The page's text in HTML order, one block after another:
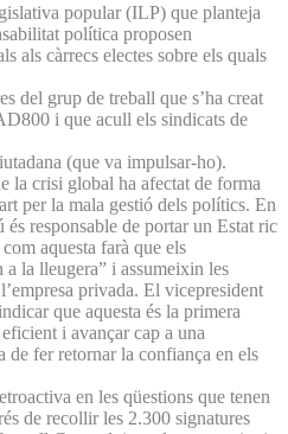
popular (ILP) que planteja
política proposen
als càrrecs electes sobre els quals
del grup de treball que s’ha creat
i que acull els sindicats de
(que va impulsar-ho).
la crisi global ha afectat de forma
per la mala gestió dels polítics. En
responsable de portar un Estat ric
aquesta farà que els
a la lleugera” i assumeixin les
privada. El vicepresident
que aquesta és la primera
i avançar cap a una
de fer retornar la confiança en els
en les qüestions que tenen
de recollir les 2.300 signatures